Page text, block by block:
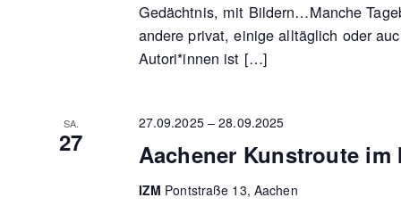
Gedächtnis, mit Bildern…Manche
andere privat, einige alltäglich oder
Autori*innen ist […]
SA.
27 Aachener Kunstroute im
27.09.2025–28.09.2025
IZM Pontstraße 13, Aachen